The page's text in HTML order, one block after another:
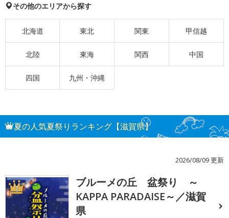
その他のエリアから探す
北海道 東北 関東 甲信越
北陸 東海 関西 中国
四国 九州・沖縄
夏の人気夏祭りランキング【滋賀県】
2026/08/09 更新
1
ブルーメの丘 盆祭り ～
KAPPA PARADAISE～／滋賀
県